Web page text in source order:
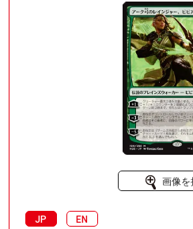
画像を
JP EN